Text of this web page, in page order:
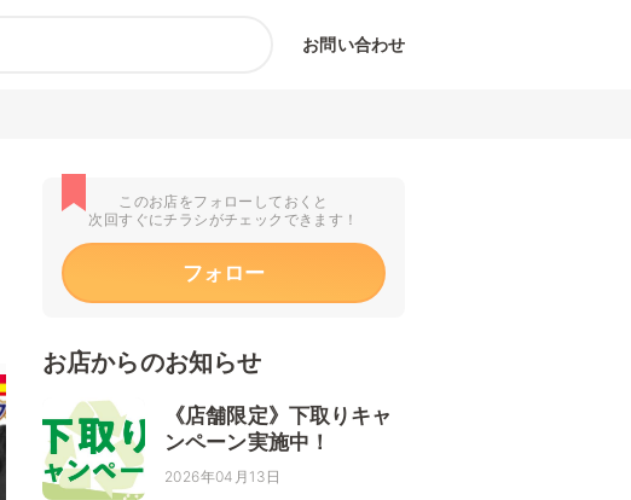
お問い合わせ
このお店をフォローしておくと
次回すぐにチラシがチェックできます！
フォロー
お店からのお知らせ
《店舗限定》下取りキャ
ンペーン実施中！
2026年04月13日